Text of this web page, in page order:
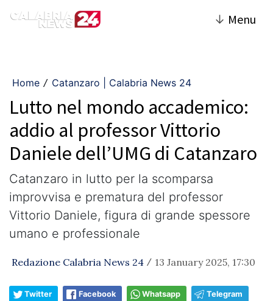
↓ Menu
Home / Catanzaro | Calabria News 24
Lutto nel mondo accademico:
addio al professor Vittorio
Daniele dell’UMG di Catanzaro
Catanzaro in lutto per la scomparsa
improvvisa e prematura del professor
Vittorio Daniele, figura di grande spessore
umano e professionale
Redazione Calabria News 24 / 13 January 2025, 17:30
Twitter Facebook Whatsapp Telegram